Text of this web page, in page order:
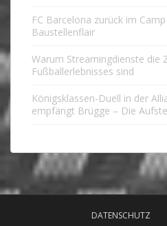
FC Barcelona zurück im
Baustellenflair
Warum Streamingdienste die
Fußballerlebnisses sind
Königsklassen-Duell in der
empfängt Brügge – Die
DATENSCHUTZ